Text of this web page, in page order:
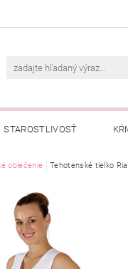
STAROSTLIVOSŤ
PODMIENKY
oblečenie Tehotenské tielko